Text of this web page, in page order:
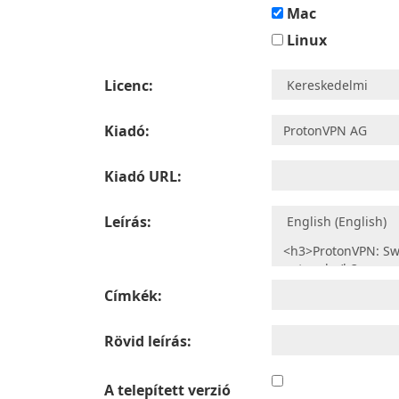
Mac
Linux
Licenc:
Kiadó:
Kiadó URL:
Leírás:
Címkék:
Rövid leírás:
A telepített verzió